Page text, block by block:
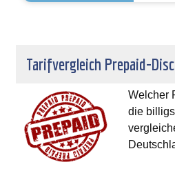
Tarifvergleich Prepaid-
Welcher
die